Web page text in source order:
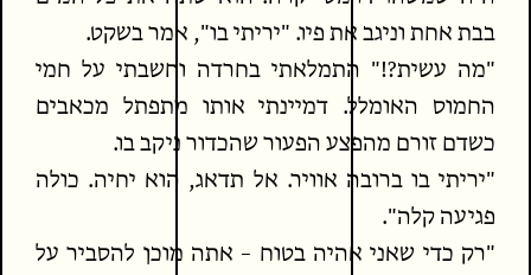
בבת אחת וניגב את פיו. "יריתי בו", אמר בשקט.
"מה עשית?!" התמלאתי בחרדה וחשבתי על חמי
החמוס האומלל. דמיינתי אותו מתפתל מכאבים
כשדם זורם מהפצע הפעור שהכדור ניקב בו.
"יריתי בו ברובה אוויר. אל תדאג, הוא יחיה. כולה
פגיעה קלה".
"רק כדי שאני אהיה בטוח – אתה מוכן להסביר על